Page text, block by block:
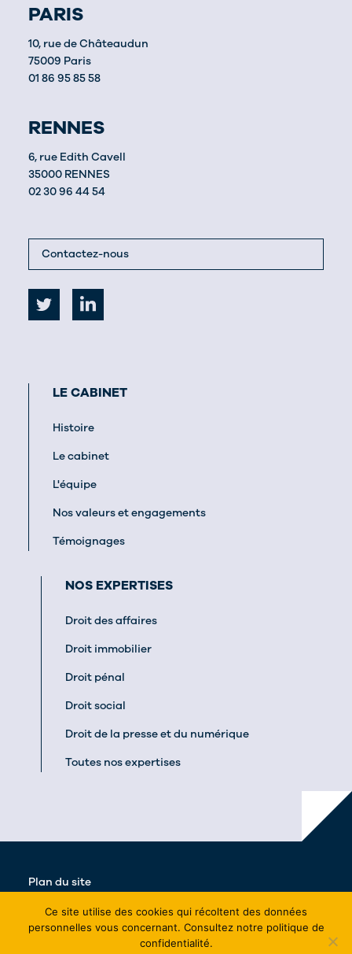
PARIS
10, rue de Châteaudun
75009 Paris
01 86 95 85 58
RENNES
6, rue Edith Cavell
35000 RENNES
02 30 96 44 54
Contactez-nous
LE CABINET
Histoire
Le cabinet
L'équipe
Nos valeurs et engagements
Témoignages
NOS EXPERTISES
Droit des affaires
Droit immobilier
Droit pénal
Droit social
Droit de la presse et du numérique
Toutes nos expertises
Plan du site
Actualités
Mentions légales
Ce site utilise des cookies qui récoltent des données
personnelles vous concernant. Consultez notre politique de
confidentialité.